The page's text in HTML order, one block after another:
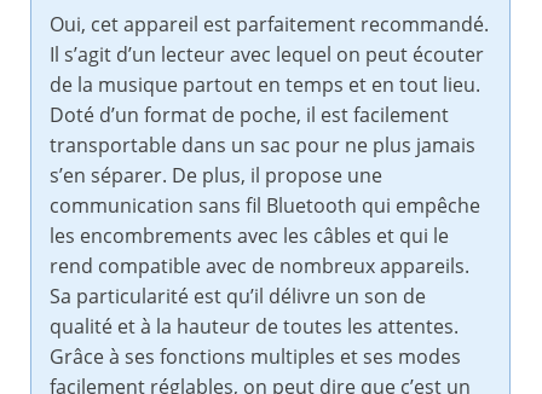
Oui, cet appareil est parfaitement recommandé.
Il s’agit d’un lecteur avec lequel on peut écouter
de la musique partout en temps et en tout lieu.
Doté d’un format de poche, il est facilement
transportable dans un sac pour ne plus jamais
s’en séparer. De plus, il propose une
communication sans fil Bluetooth qui empêche
les encombrements avec les câbles et qui le
rend compatible avec de nombreux appareils.
Sa particularité est qu’il délivre un son de
qualité et à la hauteur de toutes les attentes.
Grâce à ses fonctions multiples et ses modes
facilement réglables, on peut dire que c’est un